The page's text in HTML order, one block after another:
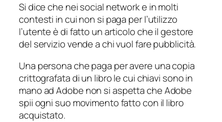
Si dice che nei social network e in molti
contesti in cui non si paga per l’utilizzo
l’utente è di fatto un articolo che il gestore
del servizio vende a chi vuol fare pubblicità.
Una persona che paga per avere una copia
crittografata di un libro le cui chiavi sono in
mano ad Adobe non si aspetta che Adobe
spii ogni suo movimento fatto con il libro
acquistato.